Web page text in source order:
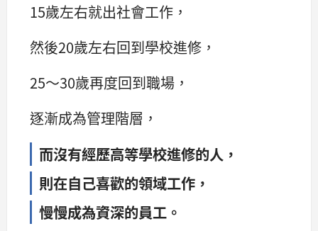
15歲左右就出社會工作，
然後20歲左右回到學校進修，
25〜30歲再度回到職場，
逐漸成為管理階層，
而沒有經歷高等學校進修的人，
則在自己喜歡的領域工作，
慢慢成為資深的員工。